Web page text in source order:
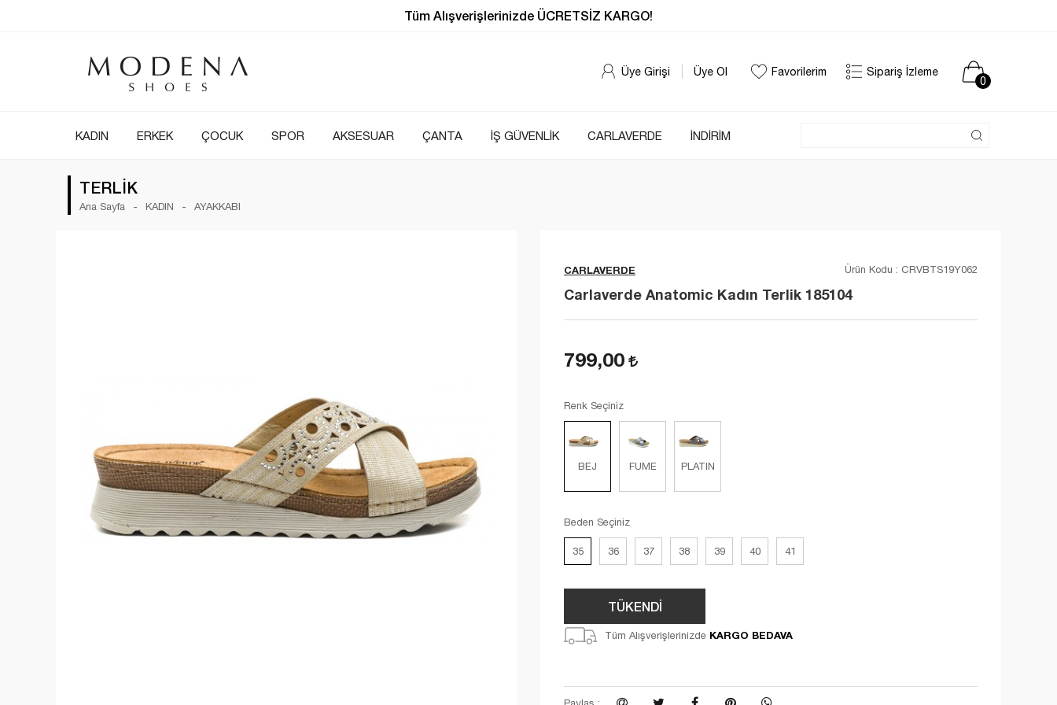
Üye Girişi Üye Ol Favorilerim Sipariş İzleme
0
KADIN ERKEK ÇOCUK SPOR AKSESUAR ÇANTA İŞ GÜVENLİK CARLAVERDE İNDİRİM
Tüm Alışverişlerinizde ÜCRETSİZ KARGO!
TERLİK
Ana Sayfa KADIN AYAKKABI
CARLAVERDE Ürün Kodu : CRVBTS19Y062
Carlaverde Anatomic Kadın Terlik 185104
799,00
Renk Seçiniz
BEJ FUME PLATIN
Beden Seçiniz
35 36 37 38 39 40 41
TÜKENDİ
Tüm Alışverişlerinizde KARGO BEDAVA